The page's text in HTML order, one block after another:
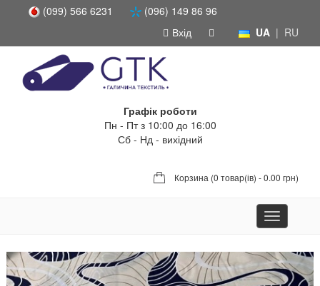
(099) 566 6231
(096) 149 86 96
UA | RU
Вхід
Графік роботи
Пн - Пт з 10:00 до 16:00
Сб - Нд - вихідний
Корзина (0 товар(ів) - 0.00 грн)
Toggle
navigation